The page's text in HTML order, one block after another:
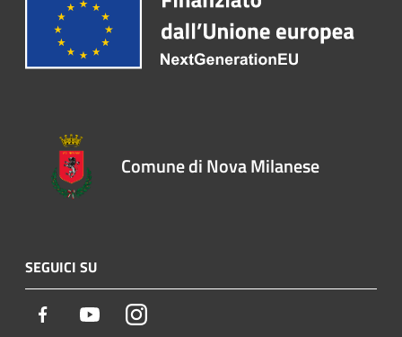
Comune di Nova Milanese
SEGUICI SU
Facebook YoutubeInstagram